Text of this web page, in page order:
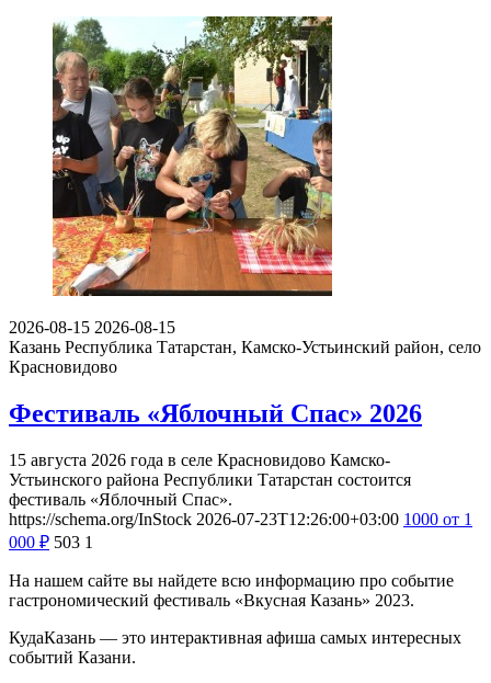
2026-08-15 2026-08-15
Казань Республика Татарстан, Камско-Устьинский район, село
Красновидово
Фестиваль «Яблочный Спас» 2026
15 августа 2026 года в селе Красновидово Камско-
Устьинского района Республики Татарстан состоится
фестиваль «Яблочный Спас».
https://schema.org/InStock 2026-07-23T12:26:00+03:00 1000 от 1
000 ₽ 503 1
На нашем сайте вы найдете всю информацию про событие
гастрономический фестиваль «Вкусная Казань» 2023.
КудаКазань — это интерактивная афиша самых интересных
событий Казани.